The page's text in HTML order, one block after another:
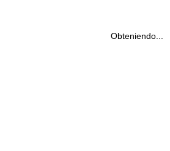
Obteniendo...